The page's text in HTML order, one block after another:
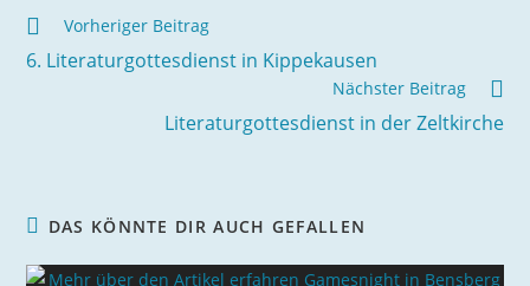
Weitere
ansehen
Vorheriger Beitrag
6. Literaturgottesdienst in Kippekausen
Nächster Beitrag
Literaturgottesdienst in der Zeltkirche
DAS KÖNNTE DIR AUCH GEFALLEN